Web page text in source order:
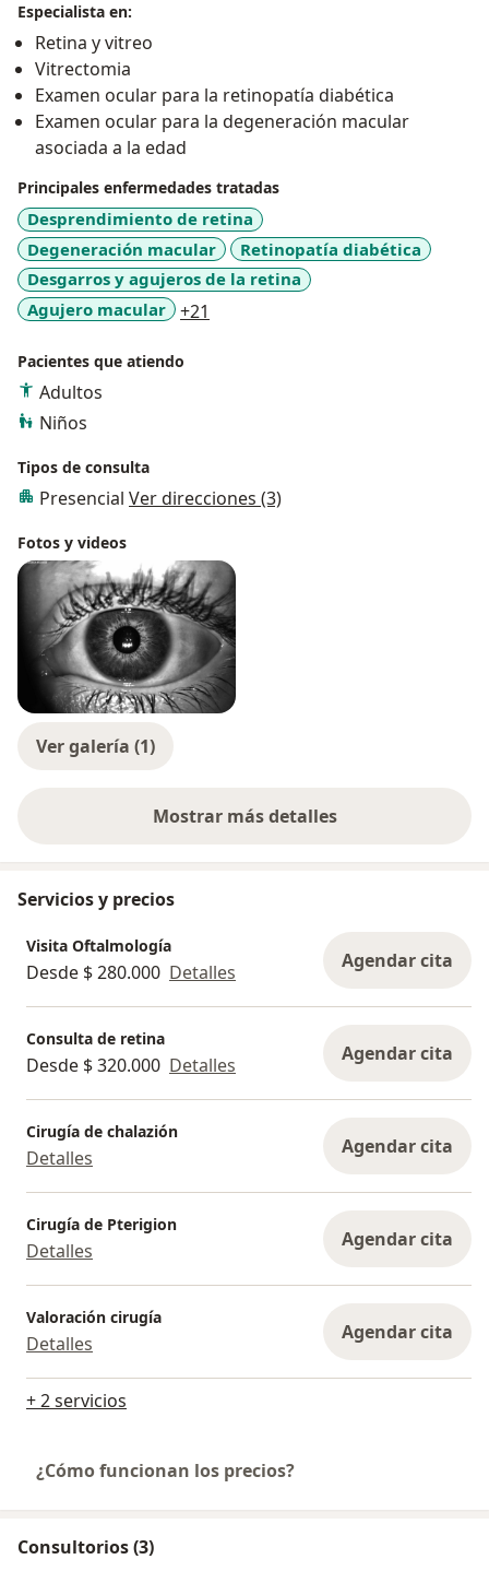
preservar y mejorar tu visión!
Especialista en:
Retina y vitreo
Vitrectomia
Examen ocular para la retinopatía diabética
Examen ocular para la degeneración macular
asociada a la edad
Principales enfermedades tratadas
Desprendimiento de retina
Degeneración macular
Retinopatía diabética
Desgarros y agujeros de la retina
Agujero macular
+21
Pacientes que atiendo
Adultos
Niños
Tipos de consulta
Presencial Ver direcciones (3)
Fotos y videos
Ver galería (1)
Mostrar más detalles
sobre la experiencia
Servicios y precios
Visita Oftalmología
Desde $ 280.000 Detalles Agendar cita
Consulta de retina
Desde $ 320.000 Detalles Agendar cita
Cirugía de chalazión
Detalles Agendar cita
Cirugía de Pterigion
Detalles Agendar cita
Valoración cirugía
Detalles Agendar cita
+ 2 servicios
¿Cómo funcionan los precios?
Consultorios (3)